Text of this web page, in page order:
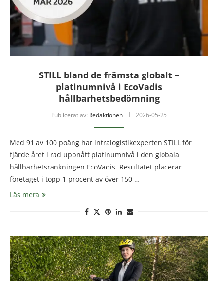
STILL bland de främsta globalt –
platinumnivå i EcoVadis
hållbarhetsbedömning
Publicerat av: Redaktionen 2026-05-25
Med 91 av 100 poäng har intralogistikexperten STILL för
fjärde året i rad uppnått platinumnivå i den globala
hållbarhetsrankningen EcoVadis. Resultatet placerar
företaget i topp 1 procent av över 150 …
Läs mera